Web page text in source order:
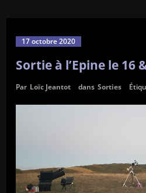
17 octobre 2020
Sortie à l’Epine le 16
Par Loïc Jeantot dans Sorties